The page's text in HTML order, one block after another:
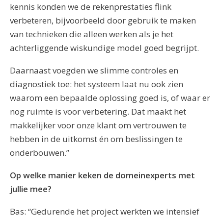
kennis konden we de rekenprestaties flink
verbeteren, bijvoorbeeld door gebruik te maken
van technieken die alleen werken als je het
achterliggende wiskundige model goed begrijpt.
Daarnaast voegden we slimme controles en
diagnostiek toe: het systeem laat nu ook zien
waarom een bepaalde oplossing goed is, of waar er
nog ruimte is voor verbetering. Dat maakt het
makkelijker voor onze klant om vertrouwen te
hebben in de uitkomst én om beslissingen te
onderbouwen.”
Op welke manier keken de domeinexperts met
jullie mee?
Bas: “Gedurende het project werkten we intensief